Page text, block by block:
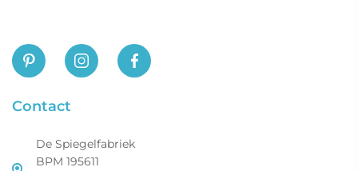
Contact
De Spiegelfabriek
BPM 195611